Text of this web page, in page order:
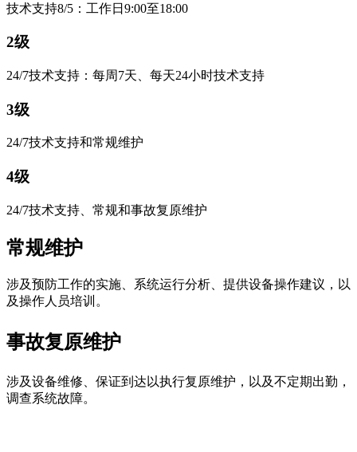
技术支持8/5：工作日9:00至18:00
2级
24/7技术支持：每周7天、每天24小时技术支持
3级
24/7技术支持和常规维护
4级
24/7技术支持、常规和事故复原维护
常规维护
涉及预防工作的实施、系统运行分析、提供设备操作建议，以
及操作人员培训。
事故复原维护
涉及设备维修、保证到达以执行复原维护，以及不定期出勤，
调查系统故障。